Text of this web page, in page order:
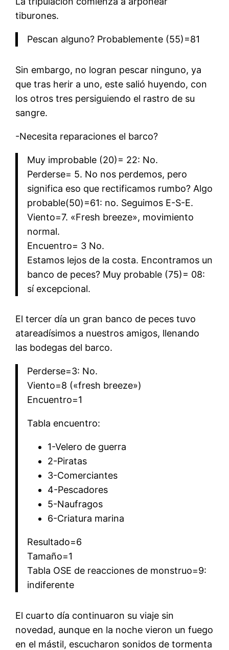
tiburones.
Pescan alguno? Probablemente (55)=81
Sin embargo, no logran pescar ninguno, ya
que tras herir a uno, este salió huyendo, con
los otros tres persiguiendo el rastro de su
sangre.
-Necesita reparaciones el barco?
Muy improbable (20)= 22: No.
Perderse= 5. No nos perdemos, pero
significa eso que rectificamos rumbo? Algo
probable(50)=61: no. Seguimos E-S-E.
Viento=7. «Fresh breeze», movimiento
normal.
Encuentro= 3 No.
Estamos lejos de la costa. Encontramos un
banco de peces? Muy probable (75)= 08:
sí excepcional.
El tercer día un gran banco de peces tuvo
atareadísimos a nuestros amigos, llenando
las bodegas del barco.
Perderse=3: No.
Viento=8 («fresh breeze»)
Encuentro=1
Tabla encuentro:
1-Velero de guerra
2-Piratas
3-Comerciantes
4-Pescadores
5-Naufragos
6-Criatura marina
Resultado=6
Tamaño=1
Tabla OSE de reacciones de monstruo=9:
indiferente
El cuarto día continuaron su viaje sin
novedad, aunque en la noche vieron un fuego
en el mástil, escucharon sonidos de tormenta